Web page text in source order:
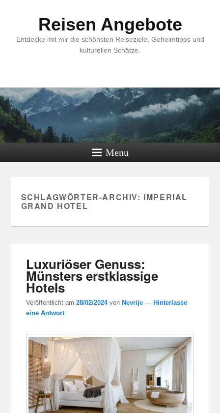
Reisen Angebote
Entdecke mit mir die schönsten Reiseziele, Geheimtipps und
kulturellen Schätze.
Menu
SCHLAGWÖRTER-ARCHIV: IMPERIAL
GRAND HOTEL
Luxuriöser Genuss:
Münsters erstklassige
Hotels
Veröffentlicht am28/02/2024 von Nevrije — Hinterlasse
eine Antwort